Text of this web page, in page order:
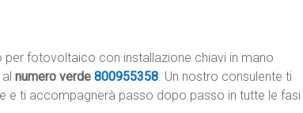
fotovoltaico con installazione chiavi in mano
numero verde 800955358. Un nostro consulente ti
e ti accompagnerà passo dopo passo in tutte le fasi